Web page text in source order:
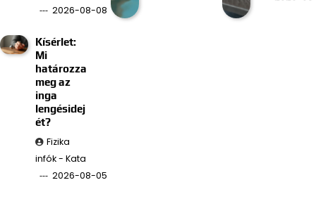
2026-08-08
Kísérlet:
Mi
határozza
meg az
inga
lengésidej
ét?
Fizika
infók - Kata
2026-08-05